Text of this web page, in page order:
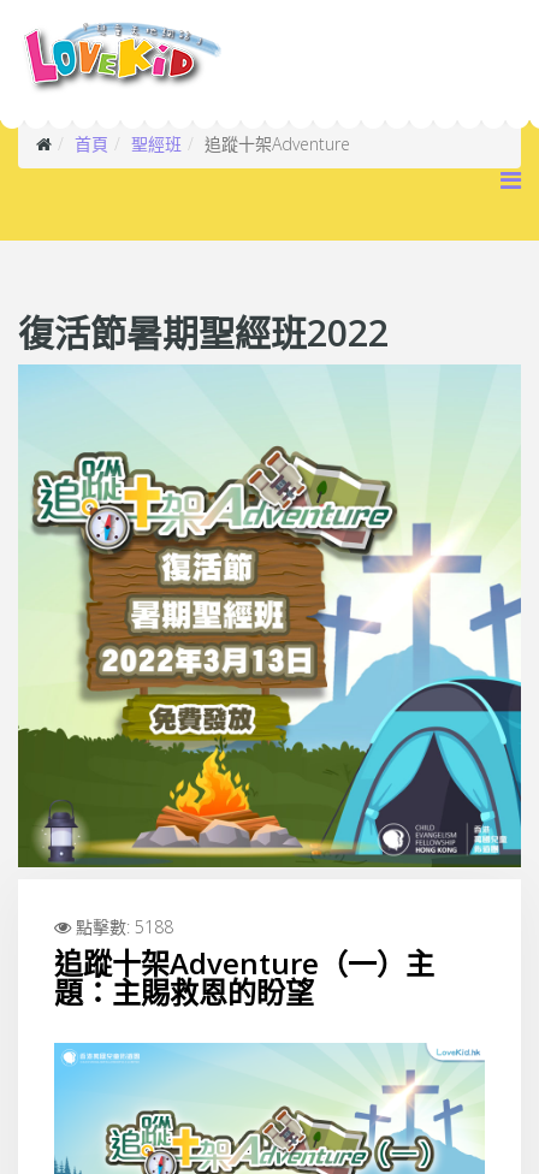
首頁 聖經班 追蹤十架Adventure
復活節暑期聖經班2022
點擊數: 5188
追蹤十架Adventure（一）主
題：主賜救恩的盼望